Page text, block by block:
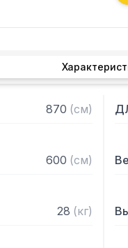
–
870 (см)
600 (см)
28 (кг)